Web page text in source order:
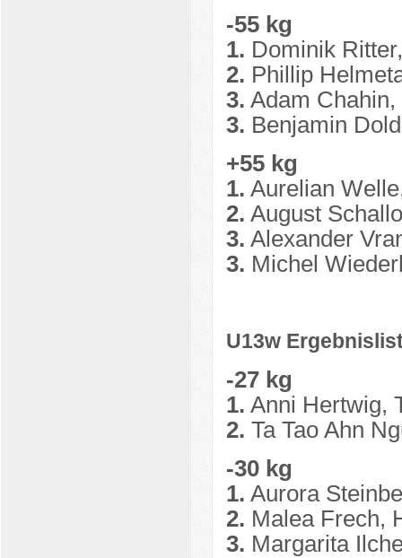
-55 kg
1. Dominik
2. Phillip
3. Adam
3. Benjamin
+55 kg
1. Aurelian
2. August
3. Alexander
3. Michel
U13w
-27 kg
1. Anni Hertwig,
2. Ta Tao Ahn
-30 kg
1. Aurora
2. Malea Frech,
3. Margarita